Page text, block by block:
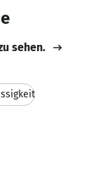
sehen.